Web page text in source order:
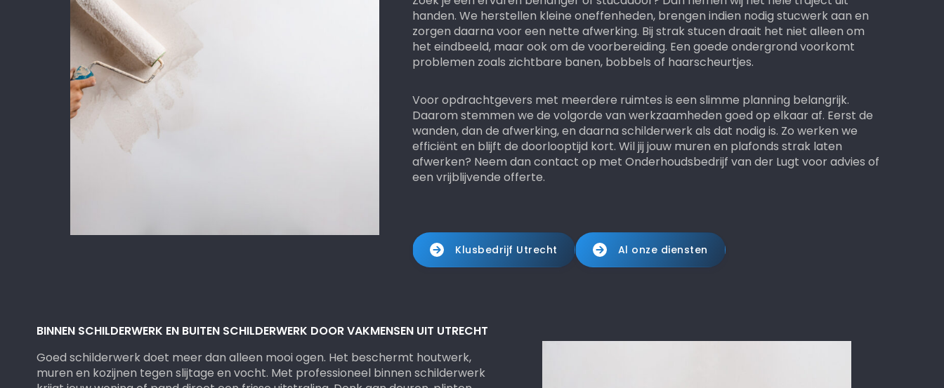
handen. We herstellen kleine oneffenheden, brengen indien nodig stucwerk aan en
zorgen daarna voor een nette afwerking. Bij strak stucen draait het niet alleen om
het eindbeeld, maar ook om de voorbereiding. Een goede ondergrond voorkomt
problemen zoals zichtbare banen, bobbels of haarscheurtjes.
Voor opdrachtgevers met meerdere ruimtes is een slimme planning belangrijk.
Daarom stemmen we de volgorde van werkzaamheden goed op elkaar af. Eerst de
wanden, dan de afwerking, en daarna schilderwerk als dat nodig is. Zo werken we
efficiënt en blijft de doorlooptijd kort. Wil jij jouw muren en plafonds strak laten
afwerken? Neem dan contact op met Onderhoudsbedrijf van der Lugt voor advies of
een vrijblijvende offerte.
Klusbedrijf Utrecht Al onze diensten
BINNEN SCHILDERWERK EN BUITEN SCHILDERWERK DOOR VAKMENSEN UIT UTRECHT
Goed schilderwerk doet meer dan alleen mooi ogen. Het beschermt houtwerk,
muren en kozijnen tegen slijtage en vocht. Met professioneel binnen schilderwerk